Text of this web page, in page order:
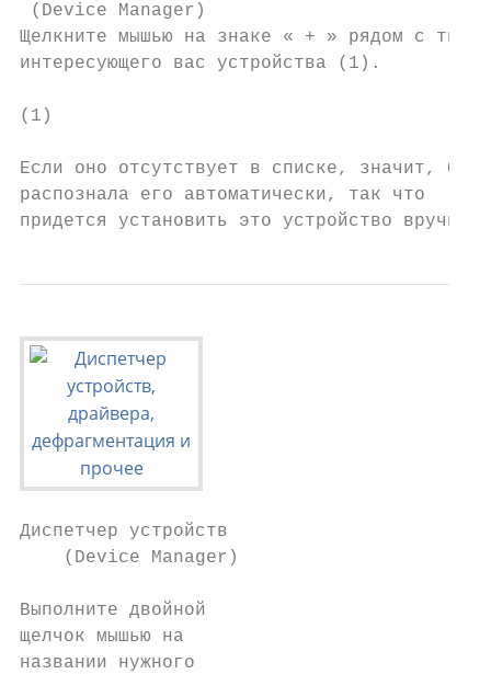
(Device Manager)
Щелкните мышью на знаке « + » рядом с типом
интересующего вас устройства (1).
(1)
Если оно отсутствует в списке, значит, ОС
распознала его автоматически, так что
придется установить это устройство вручную.
Диспетчер устройств
    (Device Manager)
Выполните двойной
щелчок мышью на
названии нужного